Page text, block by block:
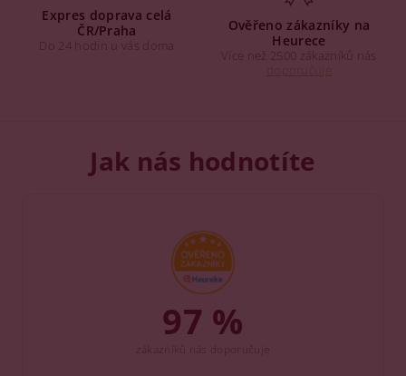
Expres doprava celá
ČR/Praha
Do 24 hodin u vás doma
Ověřeno zákazníky na
Heurece
Více než 2500 zákazníků nás
Jak nás hodnotíte
97 %